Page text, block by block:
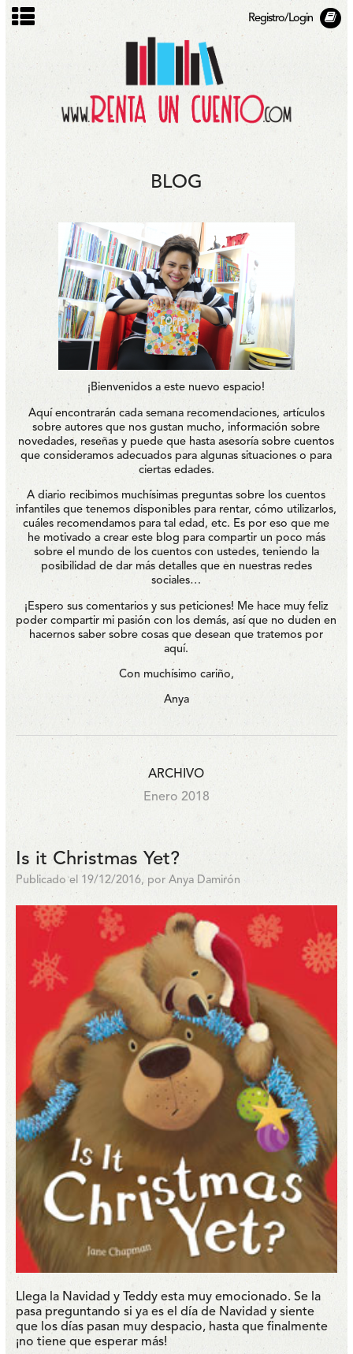
Registro/Login
BLOG
¡Bienvenidos a este nuevo espacio!
Aquí encontrarán cada semana recomendaciones, artículos
sobre autores que nos gustan mucho, información sobre
novedades, reseñas y puede que hasta asesoría sobre cuentos
que consideramos adecuados para algunas situaciones o para
ciertas edades.
A diario recibimos muchísimas preguntas sobre los cuentos
infantiles que tenemos disponibles para rentar, cómo utilizarlos,
cuáles recomendamos para tal edad, etc. Es por eso que me
he motivado a crear este blog para compartir un poco más
sobre el mundo de los cuentos con ustedes, teniendo la
posibilidad de dar más detalles que en nuestras redes
sociales…
¡Espero sus comentarios y sus peticiones! Me hace muy feliz
poder compartir mi pasión con los demás, así que no duden en
hacernos saber sobre cosas que desean que tratemos por
aquí.
Con muchísimo cariño,
Anya
ARCHIVO
Enero 2018
Is it Christmas Yet?
Publicado el 19/12/2016, por Anya Damirón
Llega la Navidad y Teddy esta muy emocionado. Se la
pasa preguntando si ya es el día de Navidad y siente
que los días pasan muy despacio, hasta que finalmente
¡no tiene que esperar más!